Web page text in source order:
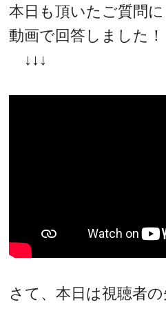
本日も頂いたご質問に
動画で回答しました！
↓↓↓
さて、本日は視聴者